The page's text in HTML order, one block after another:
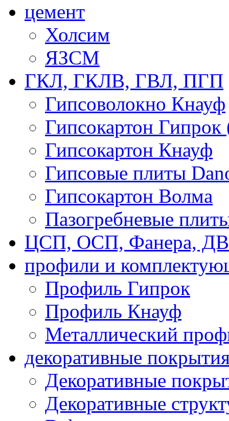
цемент
Холсим
ЯЗCМ
ГКЛ, ГКЛВ, ГВЛ, ПГП
Гипсоволокно Кнауф
Гипсокартон Гипрок
Гипсокартон Кнауф
Гипсовые плиты
Гипсокартон Волма
Пазогребневые
ЦСП, ОСП, Фанера,
профили и
Профиль Гипрок
Профиль Кнауф
Металлический
декоративные
Декоративные
Декоративные